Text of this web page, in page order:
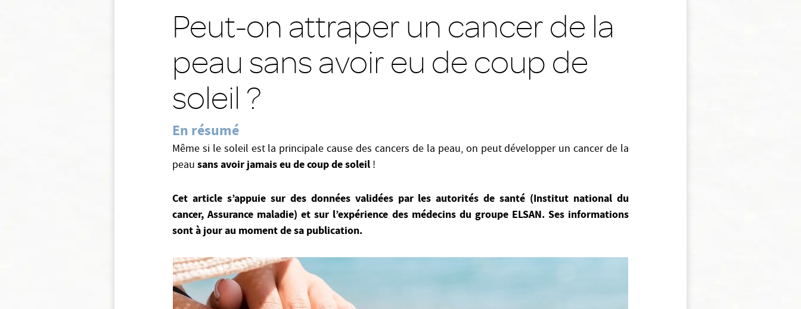
Peut-on attraper un cancer de la
peau sans avoir eu de coup de
soleil ?
En résumé
Même si le soleil est la principale cause des cancers de la peau, on peut développer un cancer de la
peau sans avoir jamais eu de coup de soleil !
Cet article s’appuie sur des données validées par les autorités de santé (Institut national du
cancer, Assurance maladie) et sur l’expérience des médecins du groupe ELSAN. Ses informations
sont à jour au moment de sa publication.